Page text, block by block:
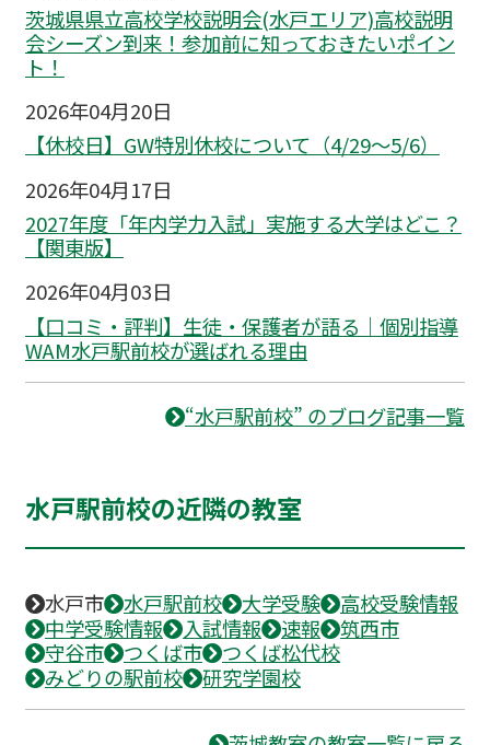
茨城県県立高校学校説明会(水戸エリア)高校説明
会シーズン到来！参加前に知っておきたいポイン
ト！
2026年04月20日
【休校日】GW特別休校について（4/29～5/6）
2026年04月17日
2027年度「年内学力入試」実施する大学はどこ？
【関東版】
2026年04月03日
【口コミ・評判】生徒・保護者が語る｜個別指導
WAM水戸駅前校が選ばれる理由
“水戸駅前校” のブログ記事一覧
水戸駅前校の近隣の教室
水戸市 水戸駅前校 大学受験
高校受験情報
中学受験情報
入試情報 速報
筑西市
守谷市
つくば市
つくば松代校
みどりの駅前校
研究学園校